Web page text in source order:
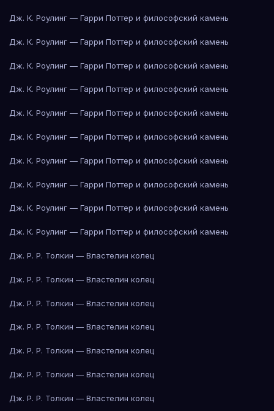
Дж. К. Роулинг — Гарри Поттер и философский камень
Дж. К. Роулинг — Гарри Поттер и философский камень
Дж. К. Роулинг — Гарри Поттер и философский камень
Дж. К. Роулинг — Гарри Поттер и философский камень
Дж. К. Роулинг — Гарри Поттер и философский камень
Дж. К. Роулинг — Гарри Поттер и философский камень
Дж. К. Роулинг — Гарри Поттер и философский камень
Дж. К. Роулинг — Гарри Поттер и философский камень
Дж. К. Роулинг — Гарри Поттер и философский камень
Дж. К. Роулинг — Гарри Поттер и философский камень
Дж. Р. Р. Толкин — Властелин колец
Дж. Р. Р. Толкин — Властелин колец
Дж. Р. Р. Толкин — Властелин колец
Дж. Р. Р. Толкин — Властелин колец
Дж. Р. Р. Толкин — Властелин колец
Дж. Р. Р. Толкин — Властелин колец
Дж. Р. Р. Толкин — Властелин колец